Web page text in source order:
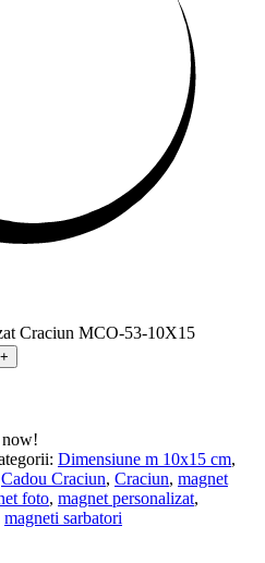
Craciun MCO-53-10X15
now!
Dimensiune m 10x15 cm,
Cadou Craciun, Craciun, magnet
foto, magnet personalizat,
magneti sarbatori